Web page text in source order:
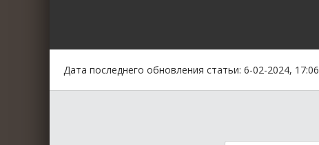
Дата последнего обновления статьи: 6-02-2024, 17:06